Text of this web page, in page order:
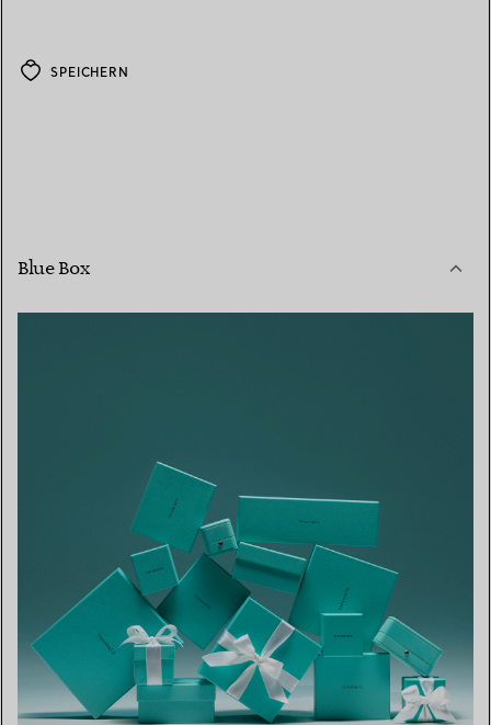
SPEICHERN
Blue Box